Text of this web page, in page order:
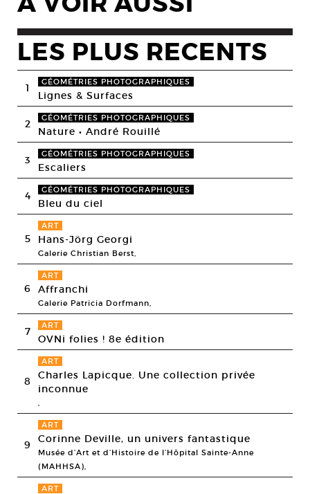
LES PLUS RECENTS
1 GÉOMÉTRIES PHOTOGRAPHIQUES
Lignes & Surfaces
2 GÉOMÉTRIES PHOTOGRAPHIQUES
Nature • André Rouillé
3 GÉOMÉTRIES PHOTOGRAPHIQUES
Escaliers
4 GÉOMÉTRIES PHOTOGRAPHIQUES
Bleu du ciel
5
ART
Hans-Jörg Georgi
Galerie Christian Berst,
6
ART
Affranchi
Galerie Patricia Dorfmann,
7 ART
OVNi folies ! 8e édition
8
ART
Charles Lapicque. Une collection privée
inconnue
9
ART
Corinne Deville, un univers fantastique
Musée d’Art et d’Histoire de l’Hôpital Sainte-Anne
(MAHHSA),
ART